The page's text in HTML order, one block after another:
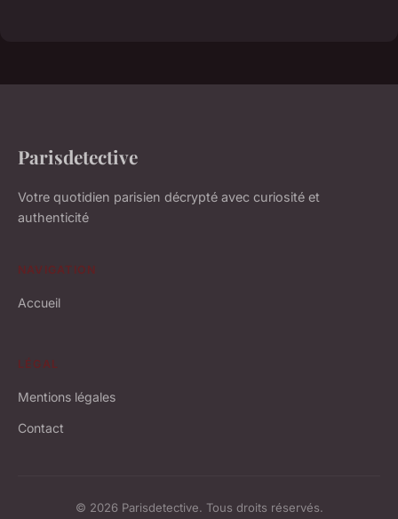
Parisdetective
Votre quotidien parisien décrypté avec curiosité et
authenticité
NAVIGATION
Accueil
LÉGAL
Mentions légales
Contact
© 2026 Parisdetective. Tous droits réservés.